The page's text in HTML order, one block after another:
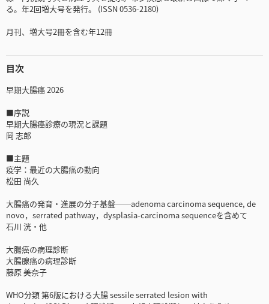
る。年2回増大号を発行。 (ISSN 0536-2180)
月刊、増大号2冊を含む年12冊
目次
早期大腸癌 2026
■序説
早期大腸癌診療の現況と課題
岡 志郎
■主題
疫学：最近の大腸癌の動向
松田 尚久
大腸癌の発育・進展の分子基盤──adenoma carcinoma sequence, de
novo，serrated pathway，dysplasia-carcinoma sequenceを含めて
石川 洸・他
大腸癌の病理診断
大腸腺癌の病理診断
藤原 美奈子
WHO分類 第6版における大腸 sessile serrated lesion with